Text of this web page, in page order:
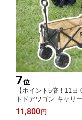
7位
【ポイント5倍！11
トドアワゴン キャリ
丈 耐荷重150kg 大容
アウトドアキャリー
11,800 円